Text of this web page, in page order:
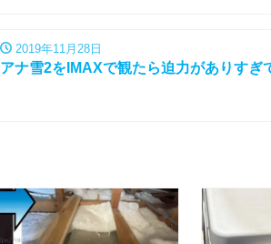
2019年11月28日
アナ雪2をIMAXで観たら迫力がありすぎ